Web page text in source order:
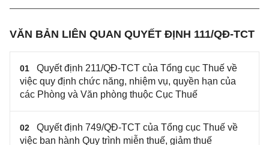
VĂN BẢN LIÊN QUAN QUYẾT ĐỊNH 111/QĐ-TCT
01
Quyết định 211/QĐ-TCT của Tổng cục Thuế về
việc quy định chức năng, nhiệm vụ, quyền hạn của
các Phòng và Văn phòng thuộc Cục Thuế
02
Quyết định 749/QĐ-TCT của Tổng cục Thuế về
việc ban hành Quy trình miễn thuế, giảm thuế